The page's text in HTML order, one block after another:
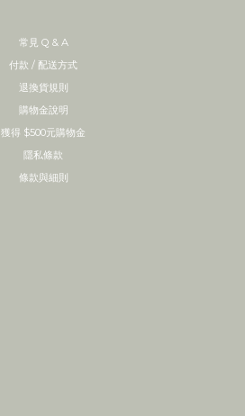
常見 Q & A
付款 / 配送方式
退換貨規則
購物金說明
獲得 $500元購物金
隱私條款
條款與細則